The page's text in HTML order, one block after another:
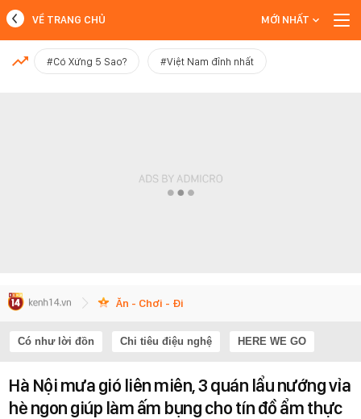
MỚI NHẤT
VỀ TRANG CHỦ MỚI NHẤT
#Có Xứng 5 Sao? #Việt Nam đỉnh nhất
Ăn - Chơi - Đi
Có như lời đồn Chi tiêu điệu nghệ HERE WE GO
Hà Nội mưa gió liên miên, 3 quán lẩu nướng vỉa
hè ngon giúp làm ấm bụng cho tín đồ ẩm thực